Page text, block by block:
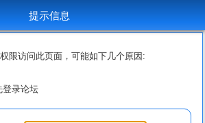
提示信息
限访问此页面，可能如下几个原因:
登录论坛